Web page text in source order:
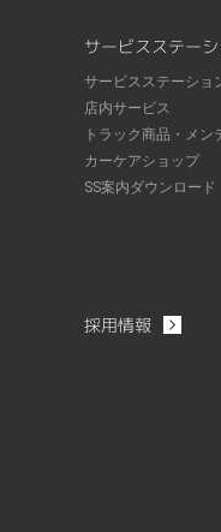
サービスステー
サービスステーショ
店内サービス
トラック商品・メン
カーケアショップ
SS案内ダウンロード
採用情報